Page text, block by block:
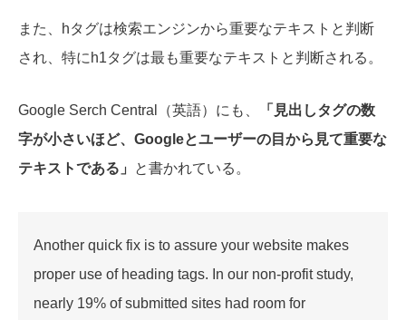
また、hタグは検索エンジンから重要なテキストと判断
され、特にh1タグは最も重要なテキストと判断される。
Google Serch Central（英語）にも、
「見出しタグの数
字が小さいほど、Googleとユーザーの目から見て重要な
テキストである」
と書かれている。
Another quick fix is to assure your website makes
proper use of heading tags. In our non-profit study,
nearly 19% of submitted sites had room for